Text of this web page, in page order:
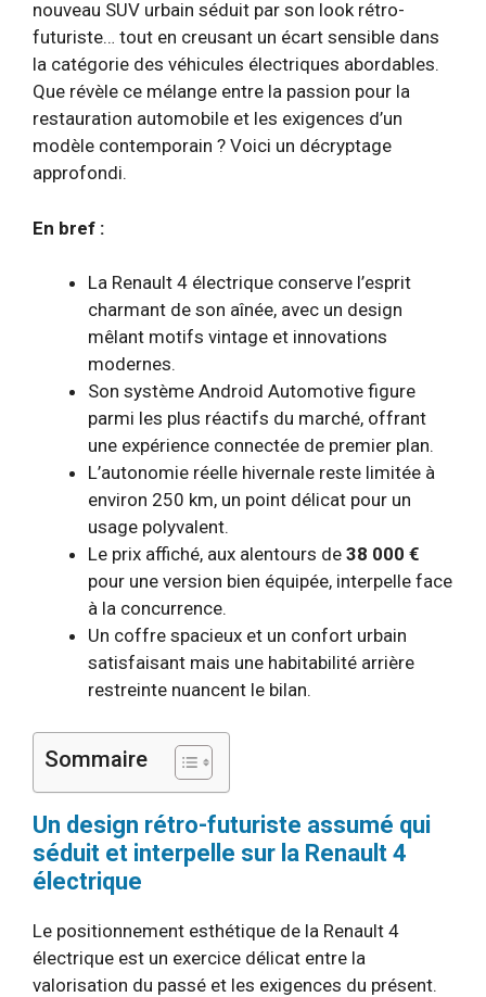
nouveau SUV urbain séduit par son look rétro-
futuriste… tout en creusant un écart sensible dans
la catégorie des véhicules électriques abordables.
Que révèle ce mélange entre la passion pour la
restauration automobile et les exigences d’un
modèle contemporain ? Voici un décryptage
approfondi.
En bref :
La Renault 4 électrique conserve l’esprit
charmant de son aînée, avec un design
mêlant motifs vintage et innovations
modernes.
Son système Android Automotive figure
parmi les plus réactifs du marché, offrant
une expérience connectée de premier plan.
L’autonomie réelle hivernale reste limitée à
environ 250 km, un point délicat pour un
usage polyvalent.
Le prix affiché, aux alentours de 38 000 €
pour une version bien équipée, interpelle face
à la concurrence.
Un coffre spacieux et un confort urbain
satisfaisant mais une habitabilité arrière
restreinte nuancent le bilan.
Sommaire
Un design rétro-futuriste assumé qui
séduit et interpelle sur la Renault 4
électrique
Le positionnement esthétique de la Renault 4
électrique est un exercice délicat entre la
valorisation du passé et les exigences du présent.